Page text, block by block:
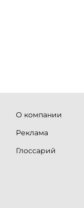
О компании
Реклама
Глоссарий